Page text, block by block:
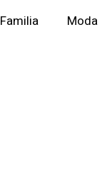
Familia Moda